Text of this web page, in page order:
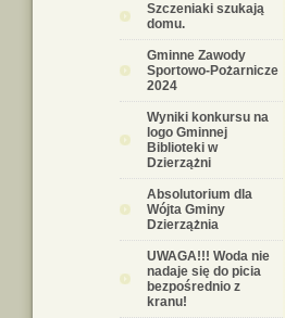
Szczeniaki szukają
domu.
Gminne Zawody
Sportowo-Pożarnicze
2024
Wyniki konkursu na
logo Gminnej
Biblioteki w
Dzierzążni
Absolutorium dla
Wójta Gminy
Dzierzążnia
UWAGA!!! Woda nie
nadaje się do picia
bezpośrednio z
kranu!